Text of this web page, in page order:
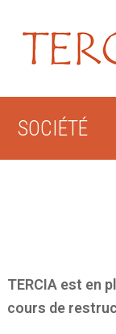
SOCIÉTÉ
TERCIA est en
cours de